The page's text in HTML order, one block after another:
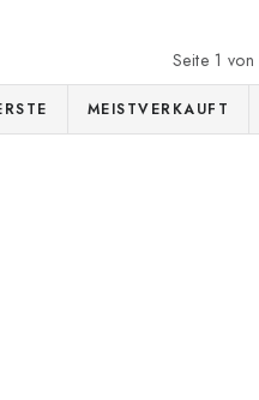
Seite 1 von
MEISTVERKAUFT